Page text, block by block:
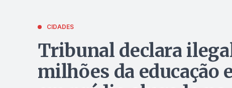
CIDADES
Tribunal declara
milhões da educação